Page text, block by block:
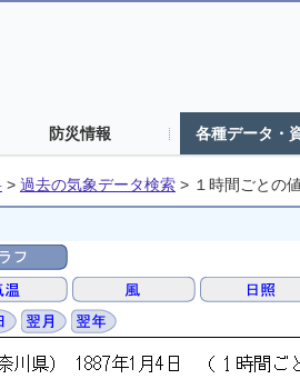
防災情報 各種データ・
> 過去の気象データ検索 > １時間ごとの